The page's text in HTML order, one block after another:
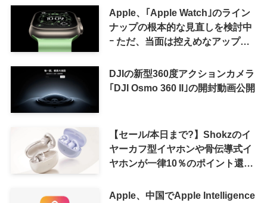
Apple、｢Apple Watch｣のライン
ナップの根本的な見直しを検討中
ｰ ただ、当面は控えめなアップグ
DJIの新型360度アクションカメラ
｢DJI Osmo 360 II｣の開封動画公開
【セール/本日まで?】Shokzのイ
ヤーカフ型イヤホンや骨伝導式イ
ヤホンが一律10％のポイント還元
Apple、中国でApple Intelligence